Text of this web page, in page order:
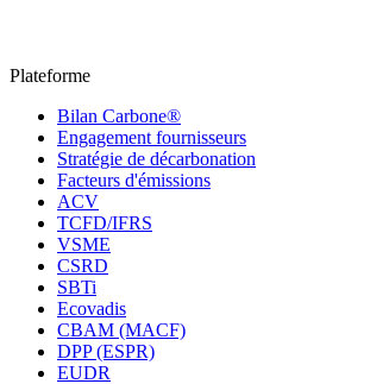
Plateforme
Bilan Carbone®
Engagement fournisseurs
Stratégie de décarbonation
Facteurs d'émissions
ACV
TCFD/IFRS
VSME
CSRD
SBTi
Ecovadis
CBAM (MACF)
DPP (ESPR)
EUDR